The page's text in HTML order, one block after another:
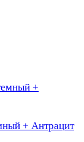
+ Антрацит